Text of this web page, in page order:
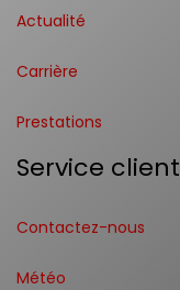
Actualité
Carrière
Prestations
Service client
Contactez-nous
Météo